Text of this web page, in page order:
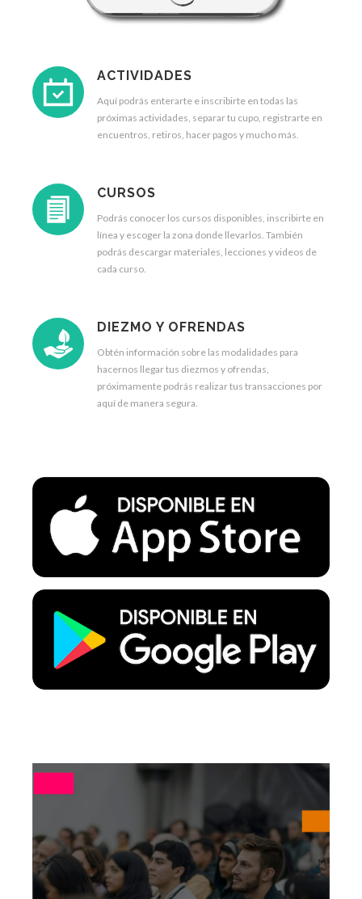
ACTIVIDADES
Aquí podrás enterarte e inscribirte en todas las
próximas actividades, separar tu cupo, registrarte en
encuentros, retiros, hacer pagos y mucho más.
CURSOS
Podrás conocer los cursos disponibles, inscribirte en
línea y escoger la zona donde llevarlos. También
podrás descargar materiales, lecciones y videos de
cada curso.
DIEZMO Y OFRENDAS
Obtén información sobre las modalidades para
hacernos llegar tus diezmos y ofrendas,
próximamente podrás realizar tus transacciones por
aquí de manera segura.